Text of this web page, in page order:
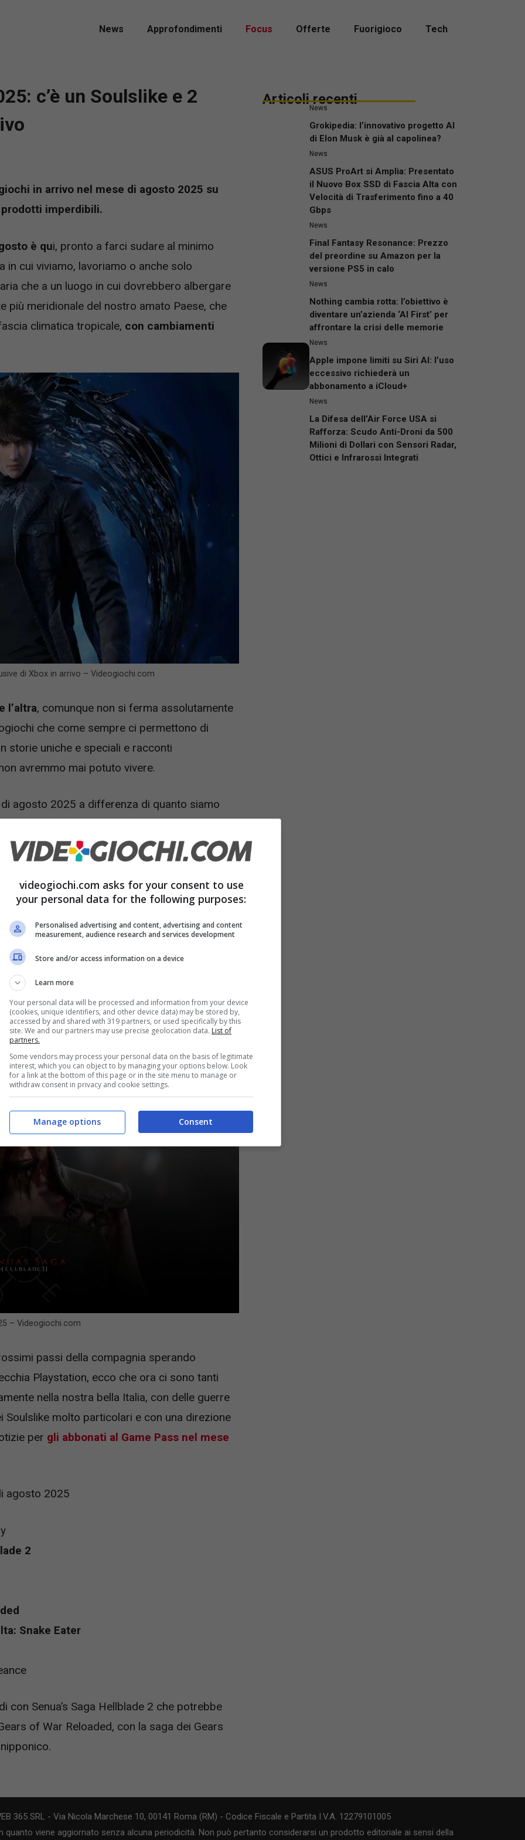
News Approfondimenti Focus Offerte Fuorigioco Tech
c’è un Soulslike e 2
in arrivo nel mese di agosto 2025 su
imperdibili.
è qui, pronto a farci sudare al minimo
in cui viviamo, lavoriamo o anche solo
che a un luogo in cui dovrebbero albergare
più meridionale del nostro amato Paese, che
climatica tropicale, con cambiamenti
di Xbox in arrivo – Videogiochi.com
l’altra, comunque non si ferma assolutamente
che come sempre ci permettono di
storie uniche e speciali e racconti
avremmo mai potuto vivere.
agosto 2025 a differenza di quanto siamo
voi gestire le vostre finanze e il vostro tempo.
nel mese di agosto 2025
Playstation fatti dai Playstation Studios,
a comprendere esattamente cosa
live service che fin qui non hanno ancora
latitano in modo preoccupante, per il
– Videogiochi.com
passi della compagnia sperando
Playstation, ecco che ora ci sono tanti
nella nostra bella Italia, con delle guerre
molto particolari e con una direzione
per gli abbonati al Game Pass nel mese
agosto 2025
2
Snake Eater
con Senua’s Saga Hellblade 2 che potrebbe
of War Reloaded, con la saga dei Gears
Articoli recenti
News
Grokipedia: l’innovativo progetto AI
di Elon Musk è già al capolinea?
News
ASUS ProArt si Amplia: Presentato
il Nuovo Box SSD di Fascia Alta con
Velocità di Trasferimento fino a 40
Gbps
News
Final Fantasy Resonance: Prezzo
del preordine su Amazon per la
versione PS5 in calo
News
Nothing cambia rotta: l’obiettivo è
diventare un’azienda ‘AI First’ per
affrontare la crisi delle memorie
News
Apple impone limiti su Siri AI: l’uso
eccessivo richiederà un
abbonamento a iCloud+
News
La Difesa dell’Air Force USA si
Rafforza: Scudo Anti-Droni da 500
Milioni di Dollari con Sensori Radar,
Ottici e Infrarossi Integrati
365 SRL - Via Nicola Marchese 10, 00141 Roma (RM) - Codice Fiscale e Partita I.V.A. 12279101005
viene aggiornato senza alcuna periodicità. Non può pertanto considerarsi un prodotto editoriale ai sensi della
videogiochi.com asks for your consent to use
your personal data for the following purposes:
Personalised advertising and content, advertising and content
measurement, audience research and services development
Store and/or access information on a device
Learn more
Your personal data will be processed and information from your device
(cookies, unique identifiers, and other device data) may be stored by,
accessed by and shared with 319 partners, or used specifically by this
site. We and our partners may use precise geolocation data. List of
partners.
Some vendors may process your personal data on the basis of legitimate
interest, which you can object to by managing your options below. Look
for a link at the bottom of this page or in the site menu to manage or
withdraw consent in privacy and cookie settings.
Consent
Manage options